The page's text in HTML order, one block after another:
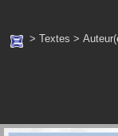
> Textes >